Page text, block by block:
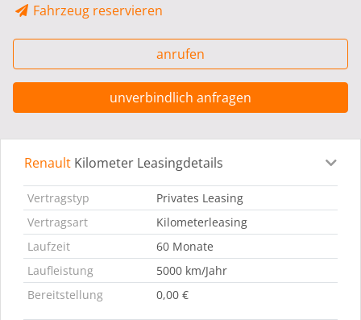
Fahrzeug reservieren
anrufen
unverbindlich anfragen
Leasingdetails Fahrzeugdetails
Renault Kilometer Leasingdetails
Vertragstyp
Privates Leasing
Vertragsart
Kilometerleasing
Laufzeit
60 Monate
Laufleistung
5000 km/Jahr
Bereitstellung
0,00 €